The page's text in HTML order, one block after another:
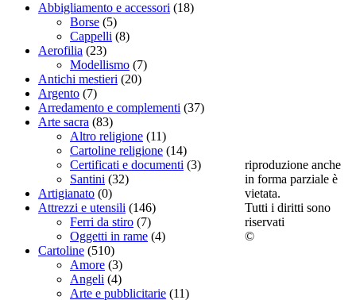
Abbigliamento e accessori (18)
Borse (5)
Cappelli (8)
Aerofilia (23)
Modellismo (7)
Antichi mestieri (20)
Argento (7)
Arredamento e complementi (37)
Arte sacra (83)
Altro religione (11)
Cartoline religione (14)
Certificati e documenti (3)
Santini (32)
Artigianato (0)
Attrezzi e utensili (146)
Ferri da stiro (7)
Oggetti in rame (4)
Cartoline (510)
Amore (3)
Angeli (4)
Arte e pubblicitarie (11)
riproduzione anche
in forma parziale è
vietata.
Tutti i diritti sono
riservati
©